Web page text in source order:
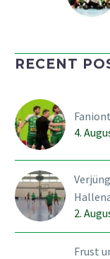
RECENT
4.
2.
Frust